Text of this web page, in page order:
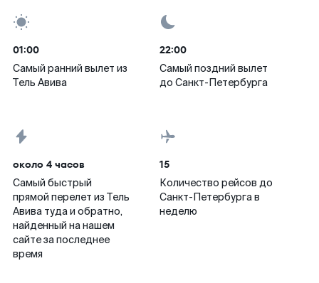
01:00
Самый ранний вылет из
Тель Авива
22:00
Самый поздний вылет
до Санкт-Петербурга
около 4 часов
Самый быстрый
прямой перелет из Тель
Авива туда и обратно,
найденный на нашем
сайте за последнее
время
15
Количество рейсов до
Санкт-Петербурга в
неделю